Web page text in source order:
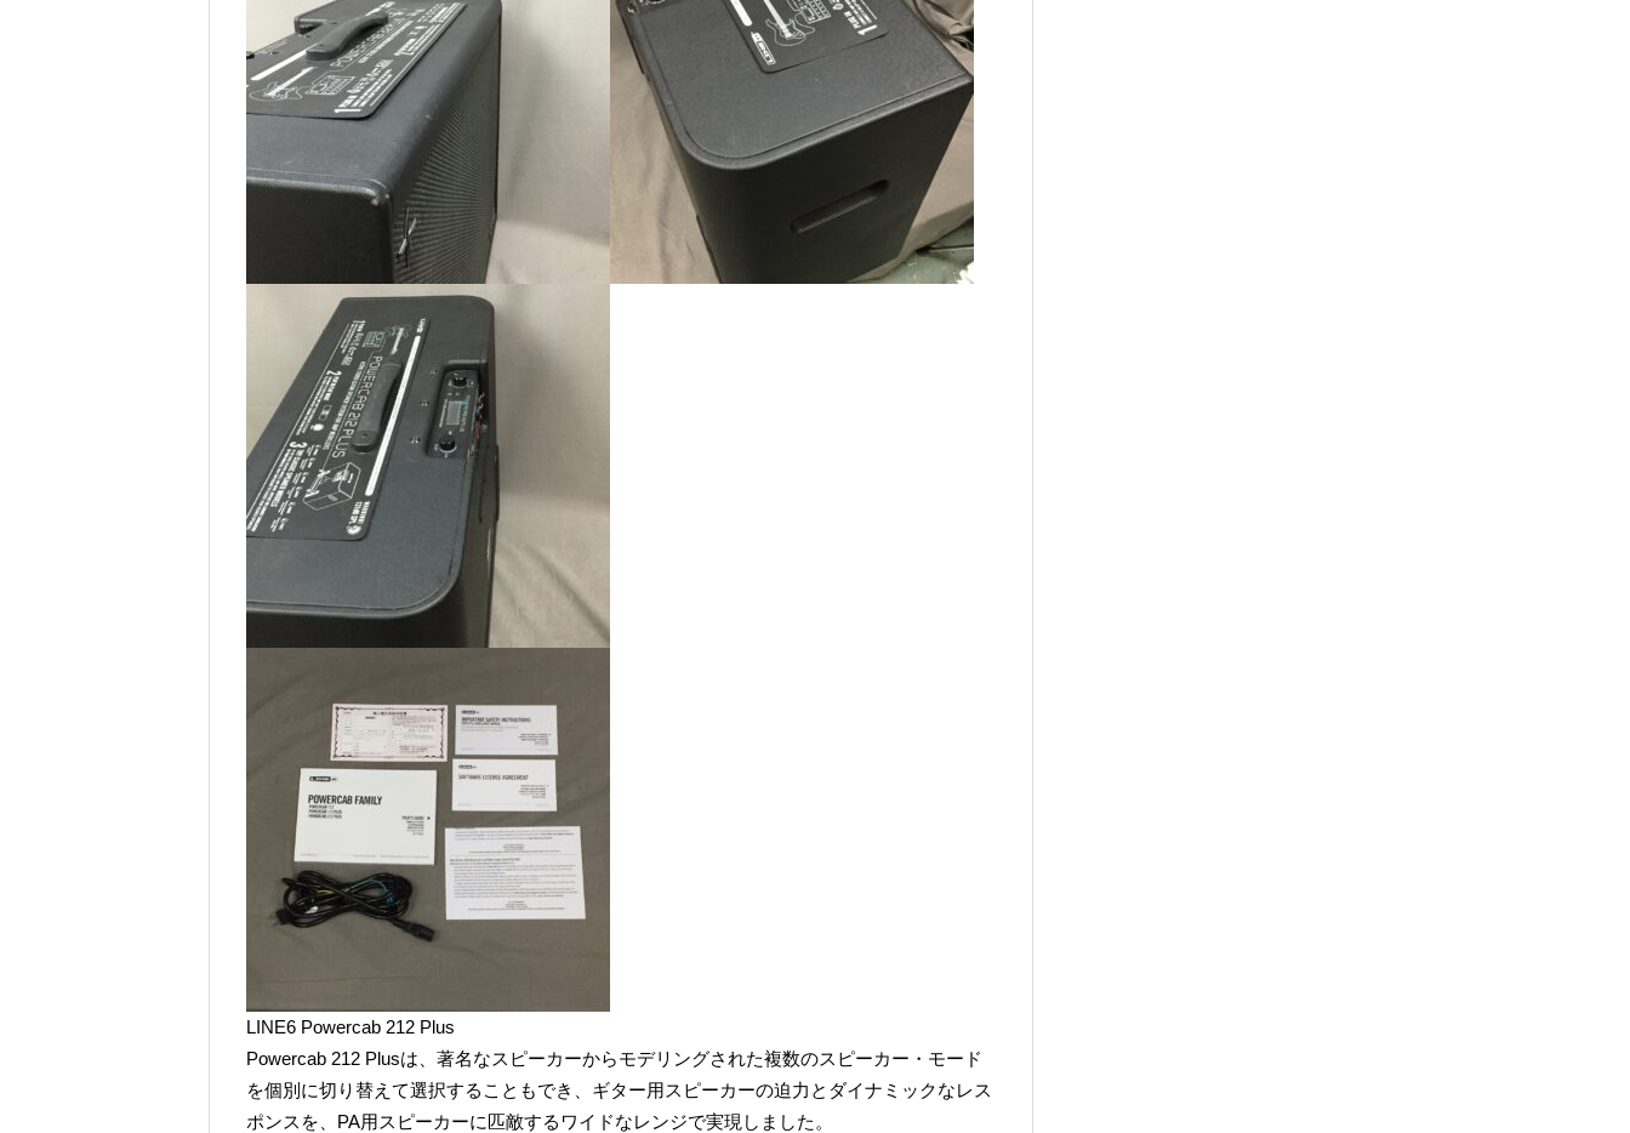
LINE6 Powercab 212 Plus
Powercab 212 Plusは、著名なスピーカーからモデリングされた複数のスピーカー・モード
を個別に切り替えて選択することもでき、ギター用スピーカーの迫力とダイナミックなレス
ポンスを、PA用スピーカーに匹敵するワイドなレンジで実現しました。